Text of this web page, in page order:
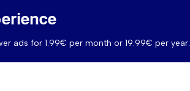
ads for 1.99€ per month or 19.99€ per year.